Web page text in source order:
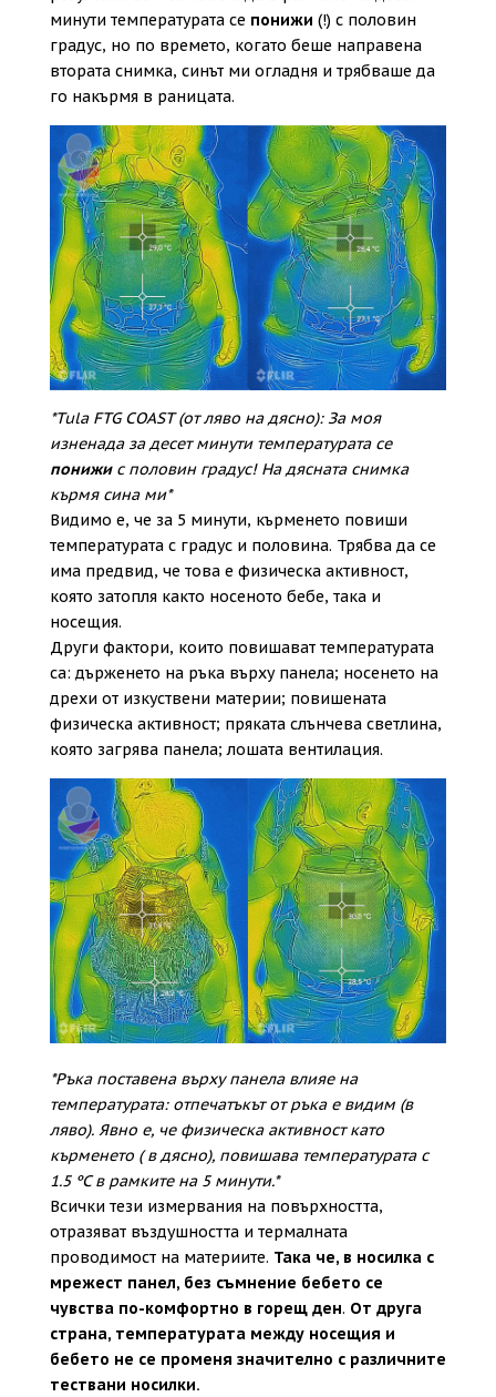
минути температурата се понижи (!) с половин
градус, но по времето, когато беше направена
втората снимка, синът ми огладня и трябваше да
го накърмя в раницата.
*Tula FTG COAST (от ляво на дясно): За моя
изненада за десет минути температурата се
понижис половин градус! На дясната снимка
кърмя сина ми*
Видимо е, че за 5 минути, кърменето повиши
температурата с градус и половина. Трябва да се
има предвид, че това е физическа активност,
която затопля както носеното бебе, така и
носещия.
Други фактори, които повишават температурата
са: държенето на ръка върху панела; носенето на
дрехи от изкуствени материи; повишената
физическа активност; пряката слънчева светлина,
която загрява панела; лошата вентилация.
*Ръка поставена върху панела влияе на
температурата: отпечатъкът от ръка е видим (в
ляво). Явно е, че физическа активност като
кърменето ( в дясно), повишава температурата с
1.5 ºC в рамките на 5 минути.*
Всички тези измервания на повърхността,
отразяват въздушността и термалната
проводимост на материите. Така че, в носилка с
мрежест панел, без съмнение бебето се
чувства по-комфортно в горещ ден. От друга
страна, температурата между носещия и
бебето не се променя значително с различните
тествани носилки.